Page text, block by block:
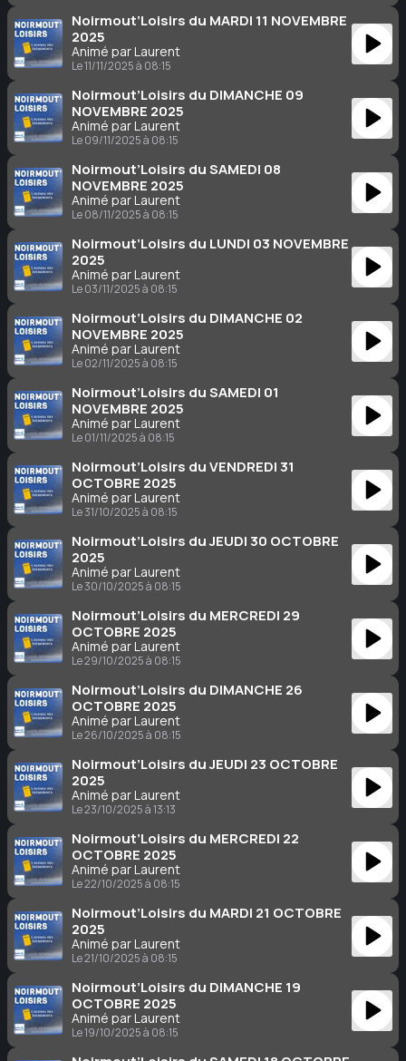
Noirmout’Loisirs du MARDI 11 NOVEMBRE
2025
Animé par Laurent
Le 11/11/2025 à 08:15
Noirmout’Loisirs du DIMANCHE 09
NOVEMBRE 2025
Animé par Laurent
Le 09/11/2025 à 08:15
Noirmout’Loisirs du SAMEDI 08
NOVEMBRE 2025
Animé par Laurent
Le 08/11/2025 à 08:15
Noirmout’Loisirs du LUNDI 03 NOVEMBRE
2025
Animé par Laurent
Le 03/11/2025 à 08:15
Noirmout’Loisirs du DIMANCHE 02
NOVEMBRE 2025
Animé par Laurent
Le 02/11/2025 à 08:15
Noirmout’Loisirs du SAMEDI 01
NOVEMBRE 2025
Animé par Laurent
Le 01/11/2025 à 08:15
Noirmout’Loisirs du VENDREDI 31
OCTOBRE 2025
Animé par Laurent
Le 31/10/2025 à 08:15
Noirmout’Loisirs du JEUDI 30 OCTOBRE
2025
Animé par Laurent
Le 30/10/2025 à 08:15
Noirmout’Loisirs du MERCREDI 29
OCTOBRE 2025
Animé par Laurent
Le 29/10/2025 à 08:15
Noirmout’Loisirs du DIMANCHE 26
OCTOBRE 2025
Animé par Laurent
Le 26/10/2025 à 08:15
Noirmout’Loisirs du JEUDI 23 OCTOBRE
2025
Animé par Laurent
Le 23/10/2025 à 13:13
Noirmout’Loisirs du MERCREDI 22
OCTOBRE 2025
Animé par Laurent
Le 22/10/2025 à 08:15
Noirmout’Loisirs du MARDI 21 OCTOBRE
2025
Animé par Laurent
Le 21/10/2025 à 08:15
Noirmout’Loisirs du DIMANCHE 19
OCTOBRE 2025
Animé par Laurent
Le 19/10/2025 à 08:15